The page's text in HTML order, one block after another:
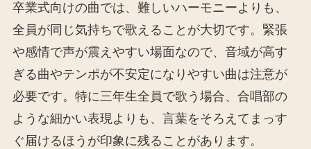
卒業式向けの曲では、難しいハーモニーよりも、
全員が同じ気持ちで歌えることが大切です。緊張
や感情で声が震えやすい場面なので、音域が高す
ぎる曲やテンポが不安定になりやすい曲は注意が
必要です。特に三年生全員で歌う場合、合唱部の
ような細かい表現よりも、言葉をそろえてまっす
ぐ届けるほうが印象に残ることがあります。